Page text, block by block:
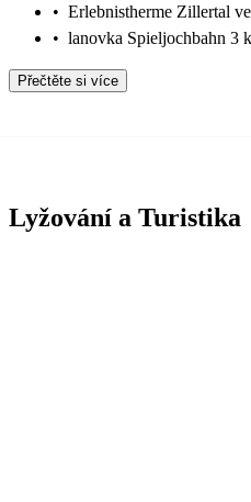
• Erlebnistherme Zillertal
• lanovka Spieljochbahn 3
Přečtěte si více
Lyžování a Turistika